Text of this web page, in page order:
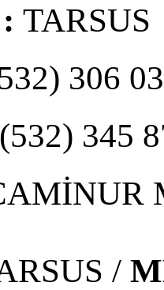
:TARSUS
306
345
/